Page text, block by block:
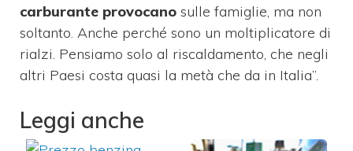
carburante provocano sulle famiglie, ma non
soltanto. Anche perché sono un moltiplicatore di
rialzi. Pensiamo solo al riscaldamento, che negli
altri Paesi costa quasi la metà che da in Italia”.
Leggi anche